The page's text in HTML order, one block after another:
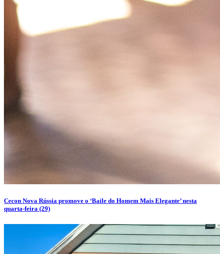
Cecon Nova Rússia promove o ‘Baile do Homem Mais Elegante’ nesta
quarta-feira (29)